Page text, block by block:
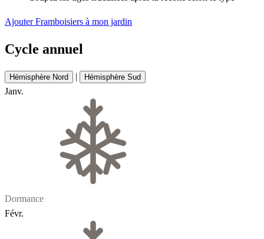
Ajouter Framboisiers à mon jardin
Cycle annuel
Hémisphère Nord | Hémisphère Sud
Janv.
Dormance
Févr.